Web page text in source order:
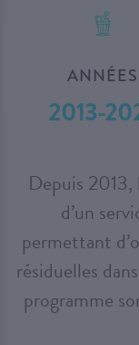
ANNÉES
2013-
Depuis
d’un
permettant
résiduelles
programme